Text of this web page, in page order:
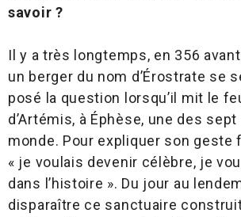
savoir ?
Il y a très longtemps, en 356
un berger du nom d’Érostrate se
posé la question lorsqu’il mit le
d’Artémis, à Éphèse, une des
monde. Pour expliquer son geste
« je voulais devenir célèbre, je
dans l’histoire ». Du jour au
disparaître ce sanctuaire